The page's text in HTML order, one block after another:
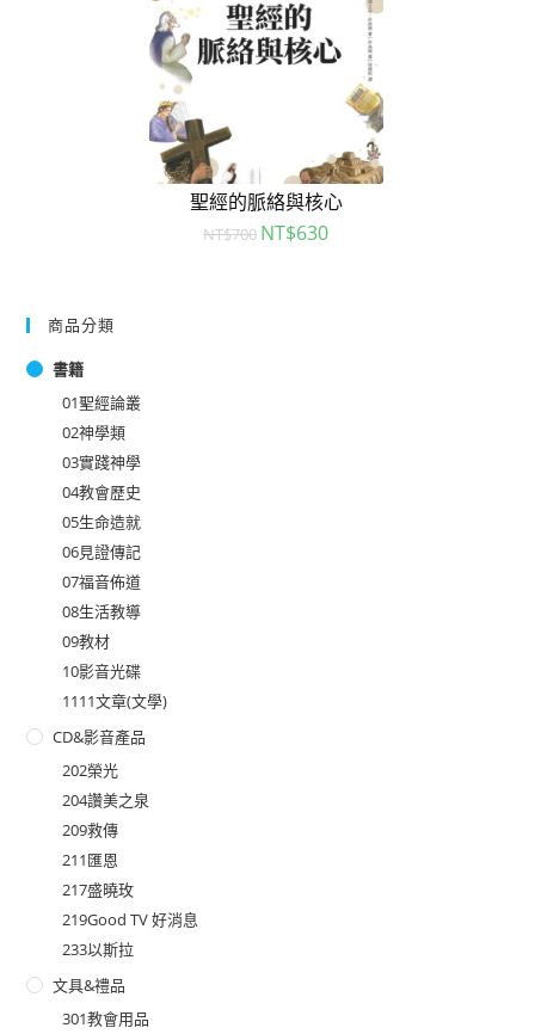
聖經的脈絡與核心
NT$700 NT$630
商品分類
書籍
01聖經論叢
02神學類
03實踐神學
04教會歷史
05生命造就
06見證傳記
07福音佈道
08生活教導
09教材
10影音光碟
1111文章(文學)
CD&影音產品
202榮光
204讚美之泉
209救傳
211匯恩
217盛曉玫
219Good TV 好消息
233以斯拉
文具&禮品
301教會用品